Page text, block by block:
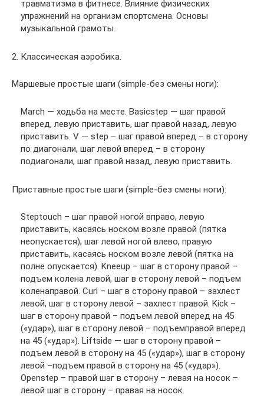
травматизма в фитнесе. Влияние физических
упражнений на организм спортсмена. Основы
музыкальной грамоты.
2. Классическая аэробика.
Маршевые простые шаги (simple-без смены ноги):
March — ходьба на месте. Basicstep — шаг правой
вперед, левую приставить, шаг правой назад, левую
приставить. V — step – шаг правой вперед – в сторону
по диагонали, шаг левой вперед – в сторону
подиагонали, шаг правой назад, левую приставить.
Приставные простые шаги (simple-без смены ноги):
Steptouch – шаг правой ногой вправо, левую
приставить, касаясь носком возле правой (пятка
неопускается), шаг левой ногой влево, правую
приставить, касаясь носком возле левой (пятка на
полне опускается). Kneeup – шаг в сторону правой –
подъем колена левой, шаг в сторону левой – подъем
коленаправой. Curl – шаг в сторону правой – захлест
левой, шаг в сторону левой – захлест правой. Kick –
шаг в сторону правой – подъем левой вперед на 45
(«удар»), шаг в сторону левой – подъемправой вперед
на 45 («удар»). Liftside — шаг в сторону правой –
подъем левой в сторону на 45 («удар»), шаг в сторону
левой –подъем правой в сторону на 45 («удар»).
Openstep – правой шаг в сторону – левая на носок –
левой шаг в сторону – правая на носок.